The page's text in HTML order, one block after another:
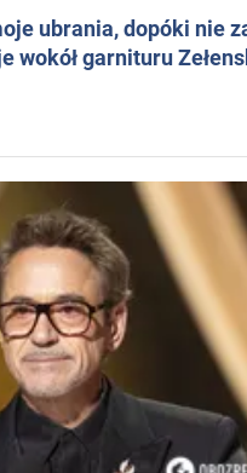
ubrania, dopóki nie
garnituru